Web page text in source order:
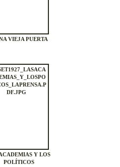
VIEJA PUERTA
Y LOS
POLÍTICOS